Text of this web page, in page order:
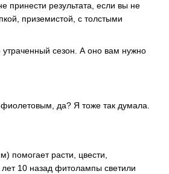
принести результата, если вы не
приземистой, с толстыми
утраченный сезон. А оно вам нужно
да? Я тоже так думала.
помогает расти, цвести,
10 назад фитолампы светили